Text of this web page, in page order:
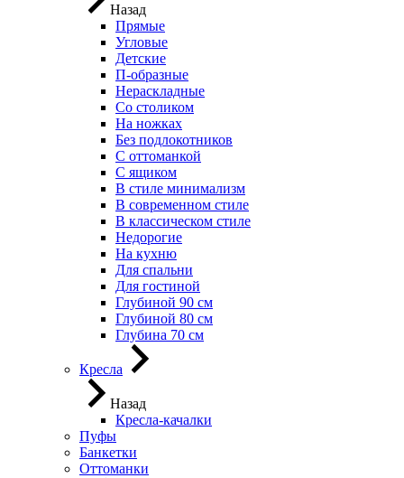
Назад
Прямые
Угловые
Детские
П-образные
Нераскладные
Со столиком
На ножках
Без подлокотников
С оттоманкой
С ящиком
В стиле минимализм
В современном стиле
В классическом стиле
Недорогие
На кухню
Для спальни
Для гостиной
Глубиной 90 см
Глубиной 80 см
Глубина 70 см
Кресла
Назад
Кресла-качалки
Пуфы
Банкетки
Оттоманки